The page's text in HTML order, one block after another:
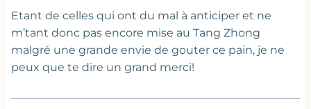
Etant de celles qui ont du mal à anticiper et ne
m’tant donc pas encore mise au Tang Zhong
malgré une grande envie de gouter ce pain, je ne
peux que te dire un grand merci!